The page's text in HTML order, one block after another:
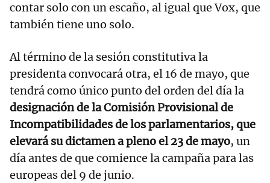
contar solo con un escaño, al igual que Vox, que
también tiene uno solo.
Al término de la sesión constitutiva la
presidenta convocará otra, el 16 de mayo, que
tendrá como único punto del orden del día la
designación de la Comisión Provisional de
Incompatibilidades de los parlamentarios, que
elevará su dictamen a pleno el 23 de mayo, un
día antes de que comience la campaña para las
europeas del 9 de junio.